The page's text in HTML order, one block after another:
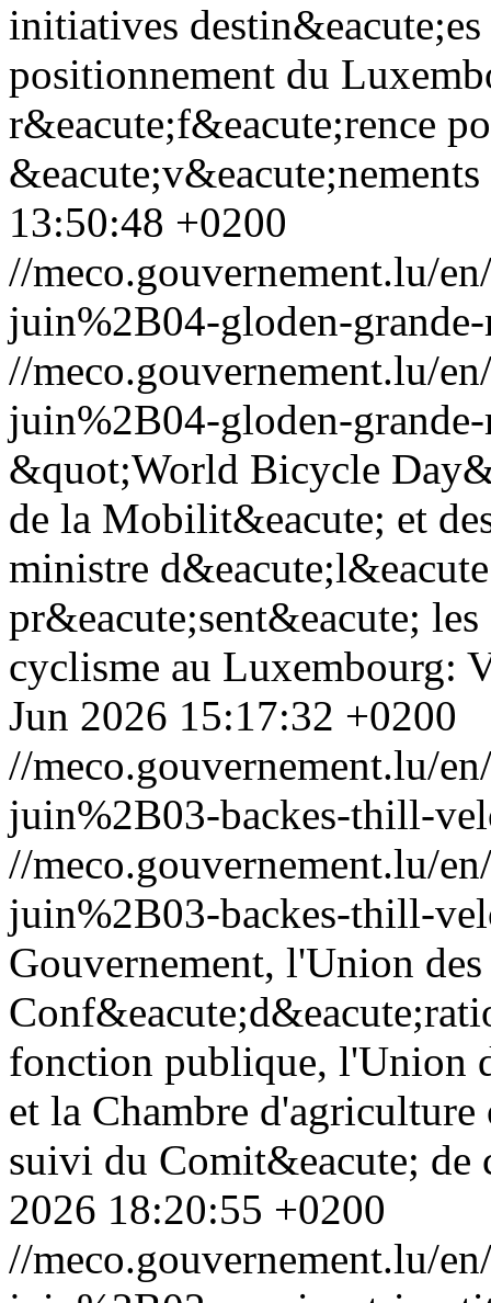
initiatives
positionnement du
r&eacute;f&eacute;rence
13:50:48 +0200
//meco.gouvernement.lu/
juin%2B04-gloden-
//meco.gouvernement.lu/
juin%2B04-gloden-
&quot;World Bicycle
de la Mobilit&eacute; et
ministre
pr&eacute;sent&eacute;
cyclisme au Luxembourg:
Jun 2026 15:17:32 +0200
//meco.gouvernement.lu/
juin%2B03-backes-thill-
//meco.gouvernement.lu/
juin%2B03-backes-thill-
Gouvernement, l'Union
fonction publique, l'Union
et la Chambre
suivi du Comit&eacute;
2026 18:20:55 +0200
//meco.gouvernement.lu/